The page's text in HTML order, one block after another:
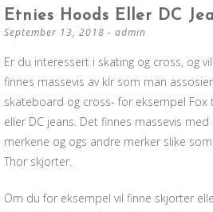
SKIP
Etnies Hoods Eller DC
September 13, 2018 - admin
Er du interessert i skating og cross, og
finnes massevis av klr som man
skateboard og cross- for eksempel Fox
eller DC jeans. Det finnes massevis
merkene og ogs andre merker slike
Thor skjorter.
Om du for eksempel vil finne skjorter